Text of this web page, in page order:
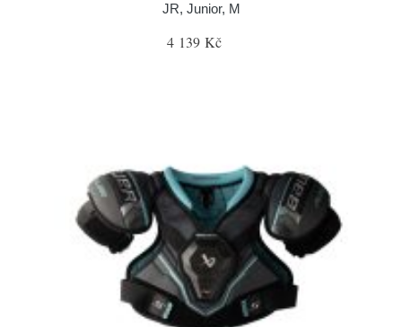
JR, Junior, M
4 139 Kč